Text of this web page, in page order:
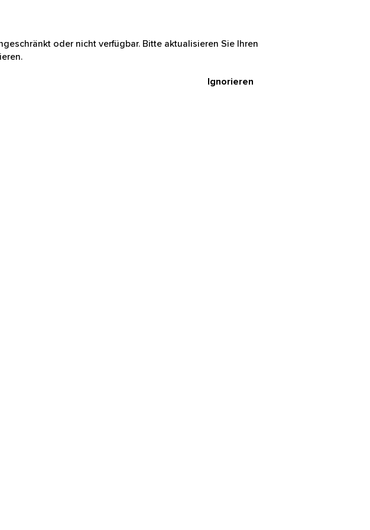
oder nicht verfügbar. Bitte aktualisieren Sie Ihren
Ignorieren